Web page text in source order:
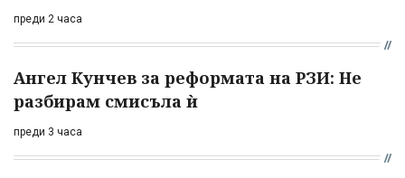
преди 2 часа
Ангел Кунчев за реформата на РЗИ: Не
разбирам смисъла ѝ
преди 3 часа